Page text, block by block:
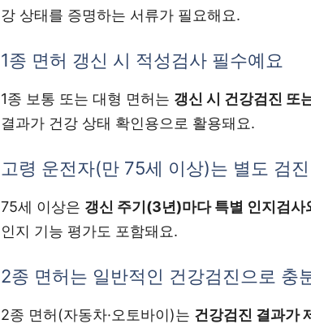
강 상태를 증명하는 서류가 필요해요.
1종 면허 갱신 시 적성검사 필수예요
1종 보통 또는 대형 면허는 갱신 시 건강검진 또
결과가 건강 상태 확인용으로 활용돼요.
고령 운전자(만 75세 이상)는 별도 검
75세 이상은 갱신 주기(3년)마다 특별 인지검사
인지 기능 평가도 포함돼요.
2종 면허는 일반적인 건강검진으로 충
2종 면허(자동차·오토바이)는 건강검진 결과가